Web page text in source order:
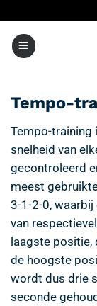
inhoud
Tempo-
Tempo-training
snelheid van
gecontroleerd
meest
3-1-2-0,
van
laagste positie,
de hoogste
wordt dus drie
seconde